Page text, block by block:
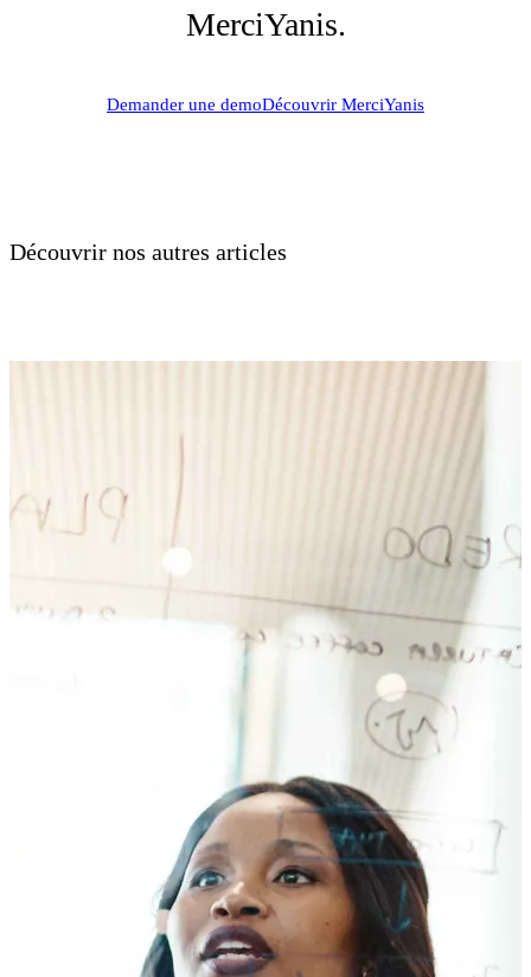
MerciYanis.
Demander une demoDécouvrir MerciYanis
Découvrir nos autres articles